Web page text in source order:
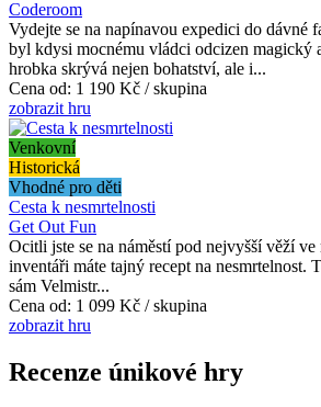
Coderoom
Vydejte se na napínavou expedici do dávné
byl kdysi mocnému vládci odcizen magický
hrobka skrývá nejen bohatství, ale i...
Cena od: 1 190 Kč / skupina
zobrazit hru
Venkovní
Historická
Vhodné pro děti
Cesta k nesmrtelnosti
Get Out Fun
Ocitli jste se na náměstí pod nejvyšší věží ve
inventáři máte tajný recept na nesmrtelnost.
sám Velmistr...
Cena od: 1 099 Kč / skupina
zobrazit hru
Recenze únikové hry